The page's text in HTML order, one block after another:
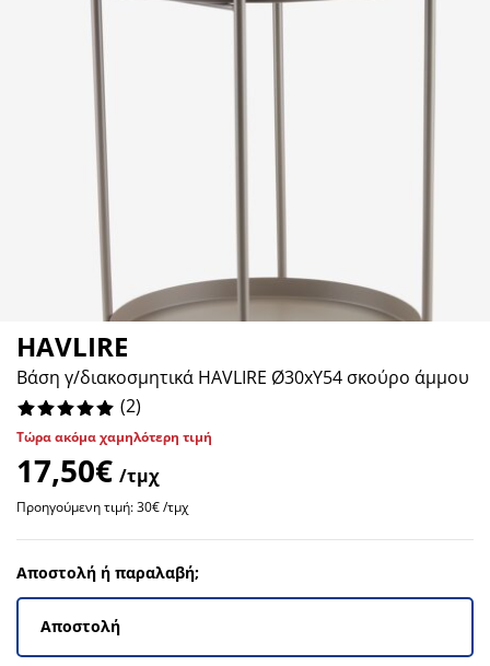
υπνοδωματίου
κρεβατιών
κρεβατιού
κρεβατιού
στρώματα
κρεβάτια
επίπλων
εξωτερικού χώρου
δωμάτιο
πλυντηρίου
HAVLIRE
Βάση γ/διακοσμητικά HAVLIRE Ø30xΥ54 σκούρο άμμου
(2)
Τώρα ακόμα χαμηλότερη τιμή
17,50€ /τμχ
Προηγούμενη τιμή: 30€ /τμχ
Αποστολή ή παραλαβή;
Αποστολή